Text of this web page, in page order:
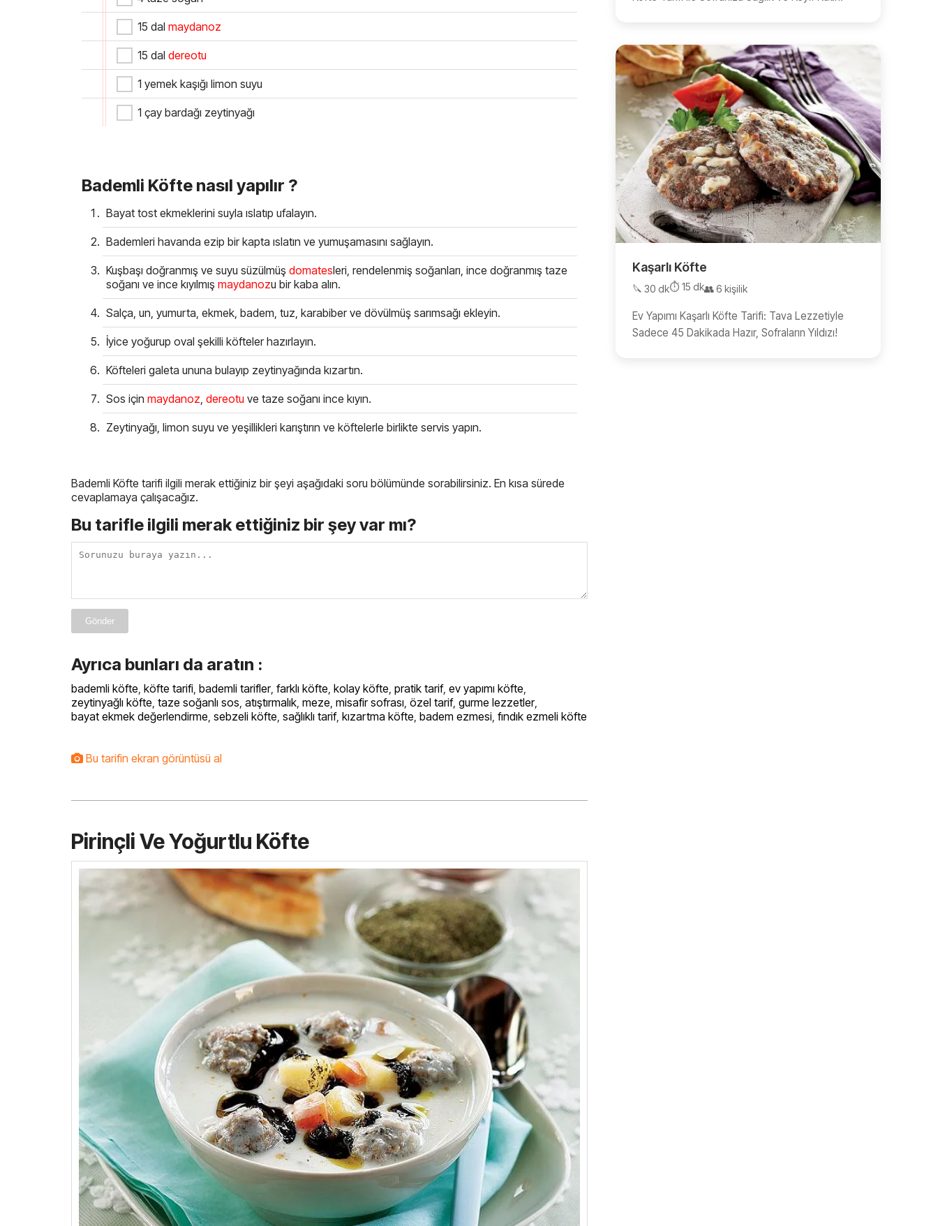
15 dal maydanoz
15 dal dereotu
1 yemek kaşığı limon suyu
1 çay bardağı zeytinyağı
Bademli Köfte nasıl yapılır ?
Bayat tost ekmeklerini suyla ıslatıp ufalayın.
Bademleri havanda ezip bir kapta ıslatın ve yumuşamasını sağlayın.
Kuşbaşı doğranmış ve suyu süzülmüş domatesleri, rendelenmiş soğanları, ince doğranmış taze
soğanı ve ince kıyılmış maydanozu bir kaba alın.
Salça, un, yumurta, ekmek, badem, tuz, karabiber ve dövülmüş sarımsağı ekleyin.
İyice yoğurup oval şekilli köfteler hazırlayın.
Köfteleri galeta ununa bulayıp zeytinyağında kızartın.
Sos için maydanoz, dereotu ve taze soğanı ince kıyın.
Zeytinyağı, limon suyu ve yeşillikleri karıştırın ve köftelerle birlikte servis yapın.
Bademli Köfte tarifi ilgili merak ettiğiniz bir şeyi aşağıdaki soru bölümünde sorabilirsiniz. En kısa sürede
cevaplamaya çalışacağız.
Bu tarifle ilgili merak ettiğiniz bir şey var mı?
Gönder
Ayrıca bunları da aratın :
bademli köfte, köfte tarifi, bademli tarifler, farklı köfte, kolay köfte, pratik tarif, ev yapımı köfte,
zeytinyağlı köfte, taze soğanlı sos, atıştırmalık, meze, misafir sofrası, özel tarif, gurme lezzetler,
bayat ekmek değerlendirme, sebzeli köfte, sağlıklı tarif, kızartma köfte, badem ezmesi, fındık ezmeli köfte
Bu tarifin ekran görüntüsü al
Pirinçli Ve Yoğurtlu Köfte
Kaşarlı Köfte
🔪 30 dk⏱️ 15 dk👥 6 kişilik
Ev Yapımı Kaşarlı Köfte Tarifi: Tava Lezzetiyle
Sadece 45 Dakikada Hazır, Sofraların Yıldızı!